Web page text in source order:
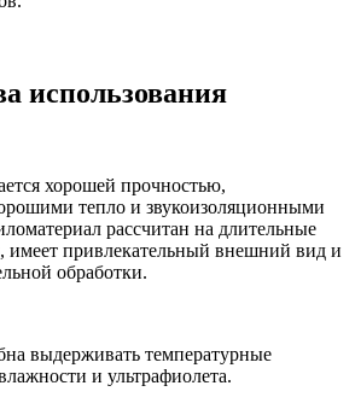
использования
хорошей прочностью,
тепло и звукоизоляционными
рассчитан на длительные
имеет привлекательный внешний вид и
обработки.
выдерживать температурные
и ультрафиолета.